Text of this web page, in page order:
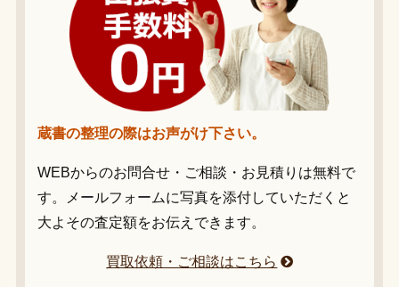
蔵書の整理の際はお声がけ下さい。
WEBからのお問合せ・ご相談・お見積りは無料で
す。メールフォームに写真を添付していただくと
大よその査定額をお伝えできます。
買取依頼・ご相談はこちら